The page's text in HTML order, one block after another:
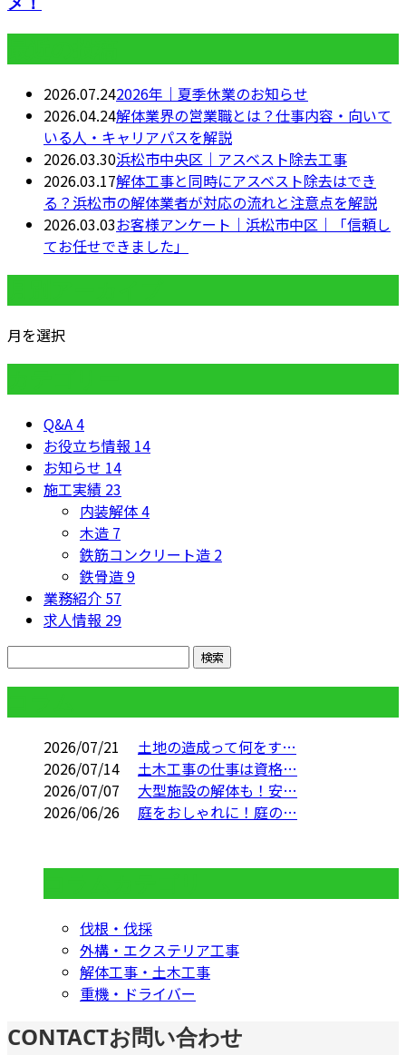
2026.07.242026年｜夏季休業のお知らせ
2026.04.24解体業界の営業職とは？仕事内容・向いて
いる人・キャリアパスを解説
2026.03.30浜松市中央区｜アスベスト除去工事
2026.03.17解体工事と同時にアスベスト除去はでき
る？浜松市の解体業者が対応の流れと注意点を解説
2026.03.03お客様アンケート｜浜松市中区｜「信頼し
てお任せできました」
月を選択
Q&A4
お役立ち情報 14
お知らせ 14
施工実績 23
内装解体4
木造 7
鉄筋コンクリート造 2
鉄骨造9
業務紹介 57
求人情報 29
2026/07/21
土地の造成って何をす…
2026/07/14
土木工事の仕事は資格…
2026/07/07
大型施設の解体も！安…
2026/06/26
庭をおしゃれに！庭の…
伐根・伐採
外構・エクステリア工事
解体工事・土木工事
重機・ドライバー
CONTACTお問い合わせ